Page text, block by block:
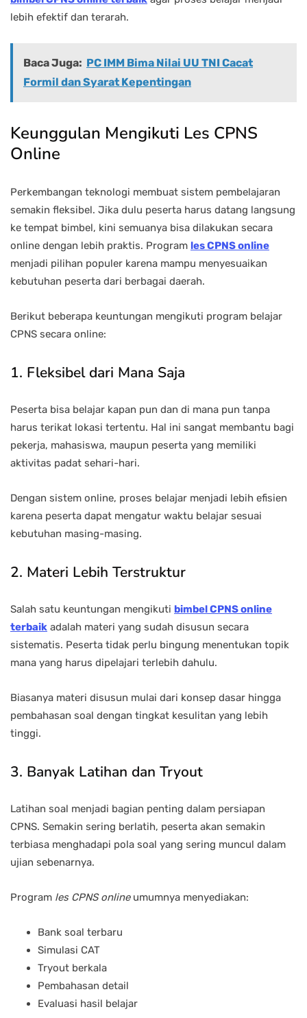
lebih efektif dan terarah.
Baca Juga: PC IMM Bima Nilai UU TNI Cacat
Formil dan Syarat Kepentingan
Keunggulan Mengikuti Les CPNS
Online
Perkembangan teknologi membuat sistem pembelajaran
semakin fleksibel. Jika dulu peserta harus datang langsung
ke tempat bimbel, kini semuanya bisa dilakukan secara
online dengan lebih praktis. Program les CPNS online
menjadi pilihan populer karena mampu menyesuaikan
kebutuhan peserta dari berbagai daerah.
Berikut beberapa keuntungan mengikuti program belajar
CPNS secara online:
1. Fleksibel dari Mana Saja
Peserta bisa belajar kapan pun dan di mana pun tanpa
harus terikat lokasi tertentu. Hal ini sangat membantu bagi
pekerja, mahasiswa, maupun peserta yang memiliki
aktivitas padat sehari-hari.
Dengan sistem online, proses belajar menjadi lebih efisien
karena peserta dapat mengatur waktu belajar sesuai
kebutuhan masing-masing.
2. Materi Lebih Terstruktur
Salah satu keuntungan mengikuti bimbel CPNS online
terbaik adalah materi yang sudah disusun secara
sistematis. Peserta tidak perlu bingung menentukan topik
mana yang harus dipelajari terlebih dahulu.
Biasanya materi disusun mulai dari konsep dasar hingga
pembahasan soal dengan tingkat kesulitan yang lebih
tinggi.
3. Banyak Latihan dan Tryout
Latihan soal menjadi bagian penting dalam persiapan
CPNS. Semakin sering berlatih, peserta akan semakin
terbiasa menghadapi pola soal yang sering muncul dalam
ujian sebenarnya.
Program les CPNS onlineumumnya menyediakan:
Bank soal terbaru
Simulasi CAT
Tryout berkala
Pembahasan detail
Evaluasi hasil belajar